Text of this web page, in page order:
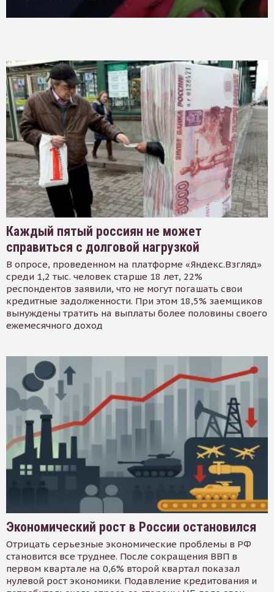
Каждый пятый россиян не может
справиться с долговой нагрузкой
В опросе, проведенном на платформе «Яндекс.Взгляд»
среди 1,2 тыс. человек старше 18 лет, 22%
респондентов заявили, что не могут погашать свои
кредитные задолженности. При этом 18,5% заемщиков
вынуждены тратить на выплаты более половины своего
ежемесячного доход
Экономический рост в России остановился
Отрицать серьезные экономические проблемы в РФ
становится все труднее. После сокращения ВВП в
первом квартале на 0,6% второй квартал показал
нулевой рост экономики. Подавление кредитования и